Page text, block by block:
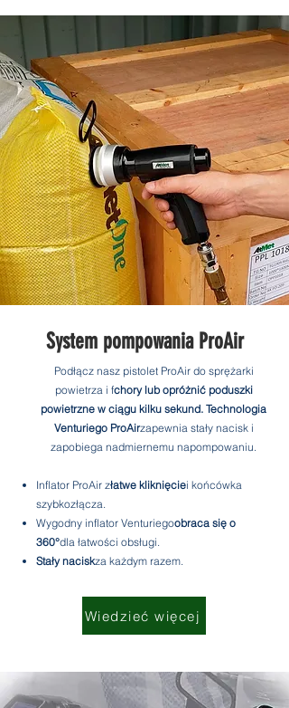
System pompowania ProAir
Podłącz nasz pistolet ProAir do sprężarki
powietrza i fchory lub opróżnić poduszki
powietrzne w ciągu kilku sekund. Technologia
Venturiego ProAirzapewnia stały nacisk i
zapobiega nadmiernemu napompowaniu.
Inflator ProAir złatwe kliknięciei końcówka
szybkozłącza.
Wygodny inflator Venturiegoobraca się o
360°dla łatwości obsługi.
Stały naciskza każdym razem.
Wiedzieć więcej